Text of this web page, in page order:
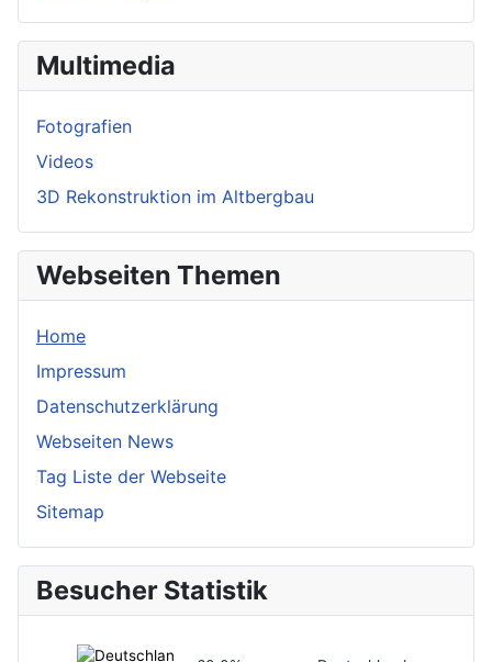
Multimedia
Fotografien
Videos
3D Rekonstruktion im Altbergbau
Webseiten Themen
Home
Impressum
Datenschutzerklärung
Webseiten News
Tag Liste der Webseite
Sitemap
Besucher Statistik